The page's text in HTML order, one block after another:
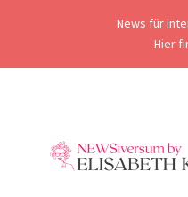
News für
Hier